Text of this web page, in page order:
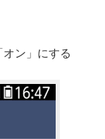
オン」にする